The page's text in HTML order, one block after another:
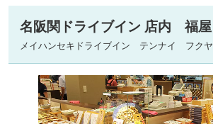
名阪関ドライブイン 店内 福屋
メイハンセキドライブイン テンナイ フクヤ